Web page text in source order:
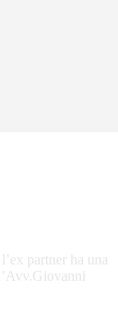
partner ha una